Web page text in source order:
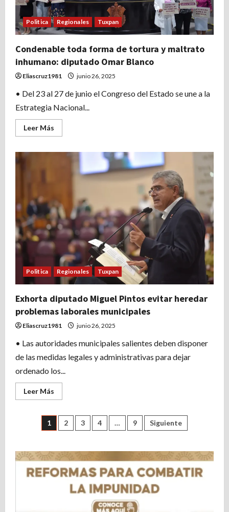
Politica Regionales Tuxpan
Condenable toda forma de tortura y maltrato
inhumano: diputado Omar Blanco
Eliascruz1981 junio 26, 2025
• Del 23 al 27 de junio el Congreso del Estado se une a la
Estrategia Nacional...
Leer Más
más
Condenable
maltrato
inhumano:
diputado
Omar
Blanco
Politica Regionales Tuxpan
Exhorta diputado Miguel Pintos evitar heredar
problemas laborales municipales
Eliascruz1981 junio 26, 2025
• Las autoridades municipales salientes deben disponer
de las medidas legales y administrativas para dejar
ordenado los...
Leer Más
más
Exhorta
diputado
Miguel
heredar
problemas
laborales
municipales
Paginación
de
entradas
1 2 3 4 … 9 Siguiente